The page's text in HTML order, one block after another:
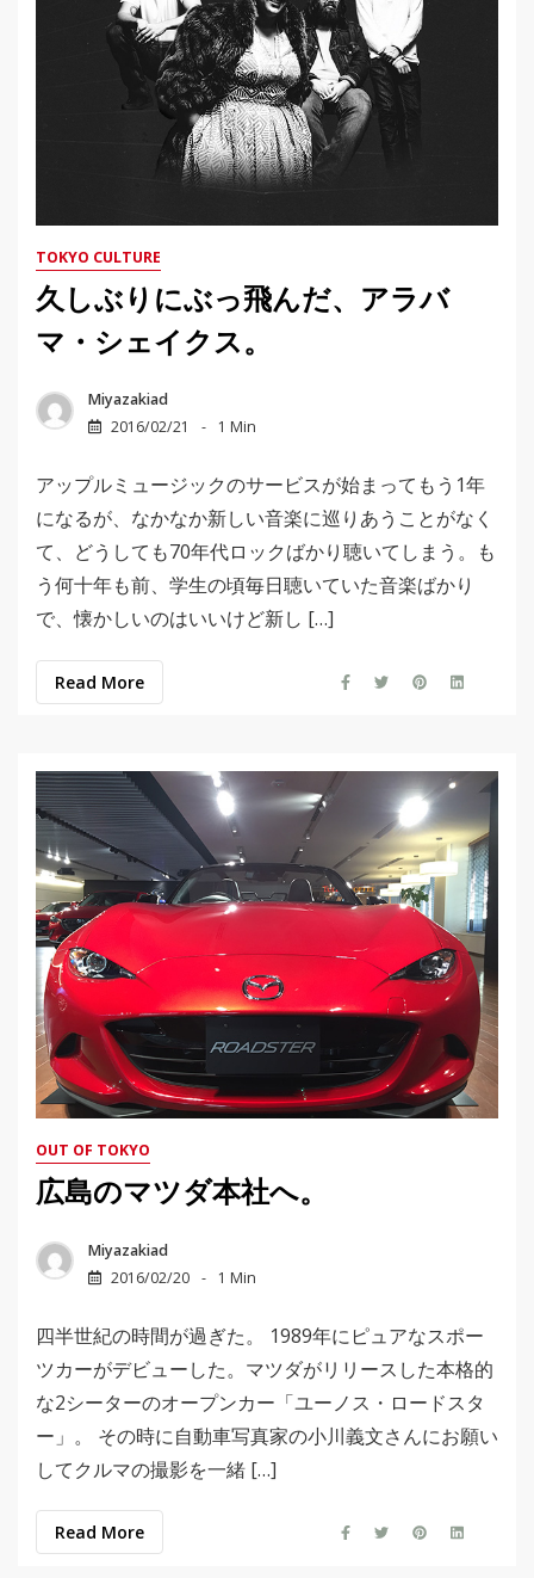
TOKYO CULTURE
久しぶりにぶっ飛んだ、アラバ
マ・シェイクス。
Miyazakiad
2016/02/21
1 Min
アップルミュージックのサービスが始まってもう1年
になるが、なかなか新しい音楽に巡りあうことがなく
て、どうしても70年代ロックばかり聴いてしまう。も
う何十年も前、学生の頃毎日聴いていた音楽ばかり
で、懐かしいのはいいけど新し […]
Read More
OUT OF TOKYO
広島のマツダ本社へ。
Miyazakiad
2016/02/20
1 Min
四半世紀の時間が過ぎた。 1989年にピュアなスポー
ツカーがデビューした。マツダがリリースした本格的
な2シーターのオープンカー「ユーノス・ロードスタ
ー」。 その時に自動車写真家の小川義文さんにお願い
してクルマの撮影を一緒 […]
Read More